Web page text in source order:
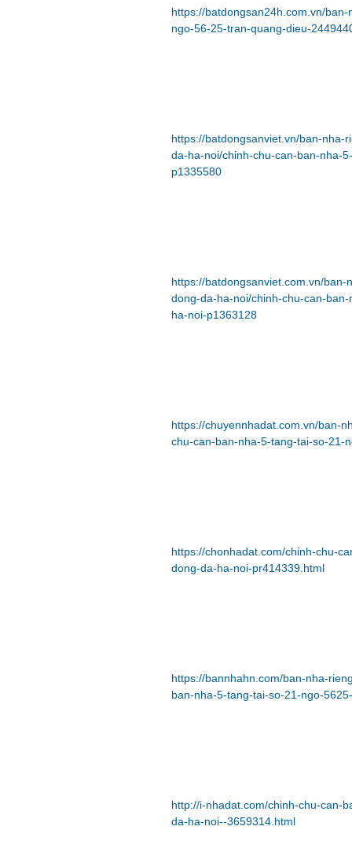
https://batdongsan24h.com.vn/
ngo-56-25-tran-quang-dieu-
https://batdongsanviet.vn/ban-
da-ha-noi/chinh-chu-can-ban-nha-
p1335580
https://batdongsanviet.com.vn/
dong-da-ha-noi/chinh-chu-can-
ha-noi-p1363128
https://chuyennhadat.com.vn/ban-
chu-can-ban-nha-5-tang-tai-so-21-
https://chonhadat.com/chinh-chu-
dong-da-ha-noi-pr414339.html
https://bannhahn.com/ban-nha-
ban-nha-5-tang-tai-so-21-ngo-
http://i-nhadat.com/chinh-chu-can-
da-ha-noi--3659314.html